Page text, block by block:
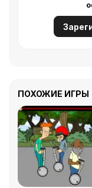
ПОХОЖИЕ ИГРЫ